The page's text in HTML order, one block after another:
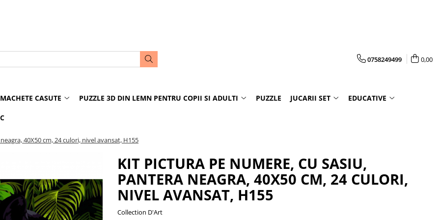
0758249499 0,00
MACHETE CASUTE PUZZLE 3D DIN LEMN PENTRU COPII SI ADULTI PUZZLE JUCARII SET EDUCATIVE
40X50 cm, 24 culori, nivel avansat, H155
KIT PICTURA PE NUMERE, CU SASIU,
PANTERA NEAGRA, 40X50 CM, 24 CULORI,
NIVEL AVANSAT, H155
Collection D'Art